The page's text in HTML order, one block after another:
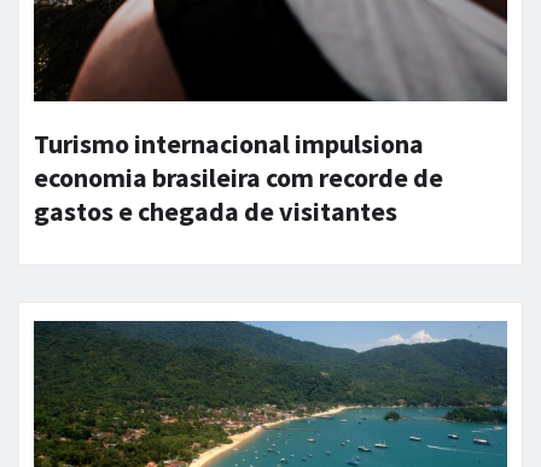
Turismo internacional impulsiona
economia brasileira com recorde de
gastos e chegada de visitantes